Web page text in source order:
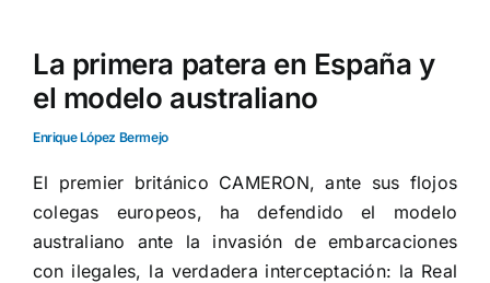
La primera patera en España y
el modelo australiano
Enrique López Bermejo
El premier británico CAMERON, ante sus flojos
colegas europeos, ha defendido el modelo
australiano ante la invasión de embarcaciones
con ilegales, la verdadera interceptación: la Real